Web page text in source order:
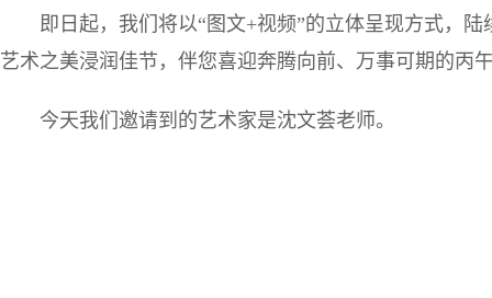
即日起，我们将以“图文+视频”的立体呈现方式，
艺术之美浸润佳节，伴您喜迎奔腾向前、万事可期的丙
今天我们邀请到的艺术家是沈文荟老师。